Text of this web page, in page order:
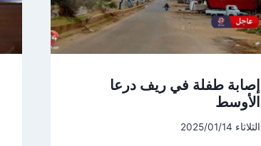
إصابة طفلة في ريف درعا
الأوسط
الثلاثاء 2025/01/14